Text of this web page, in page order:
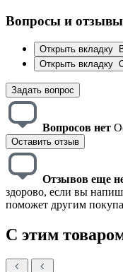
Вопросы и отзывы
Открыть вкладку
Открыть вкладку
Задать вопрос
Вопросов нет
Оставить отзыв
Отзывов еще
здорово, если вы
поможет другим
С этим